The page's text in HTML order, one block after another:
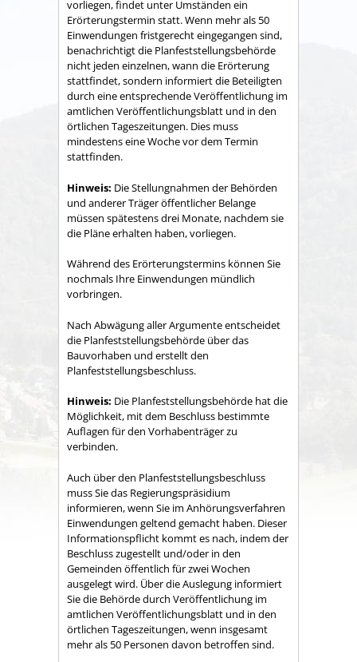
vorliegen, findet unter Umständen ein
Erörterungstermin statt. Wenn mehr als 50
Einwendungen fristgerecht eingegangen sind,
benachrichtigt die Planfeststellungsbehörde
nicht jeden einzelnen, wann die Erörterung
stattfindet, sondern informiert die Beteiligten
durch eine entsprechende Veröffentlichung im
amtlichen Veröffentlichungsblatt und in den
örtlichen Tageszeitungen. Dies muss
mindestens eine Woche vor dem Termin
stattfinden.
Hinweis: Die Stellungnahmen der Behörden
und anderer Träger öffentlicher Belange
müssen spätestens drei Monate, nachdem sie
die Pläne erhalten haben, vorliegen.
Während des Erörterungstermins können Sie
nochmals Ihre Einwendungen mündlich
vorbringen.
Nach Abwägung aller Argumente entscheidet
die Planfeststellungsbehörde über das
Bauvorhaben und erstellt den
Planfeststellungsbeschluss.
Hinweis: Die Planfeststellungsbehörde hat die
Möglichkeit, mit dem Beschluss bestimmte
Auflagen für den Vorhabenträger zu
verbinden.
Auch über den Planfeststellungsbeschluss
muss Sie das Regierungspräsidium
informieren, wenn Sie im Anhörungsverfahren
Einwendungen geltend gemacht haben. Dieser
Informationspflicht kommt es nach, indem der
Beschluss zugestellt und/oder in den
Gemeinden öffentlich für zwei Wochen
ausgelegt wird. Über die Auslegung informiert
Sie die Behörde durch Veröffentlichung im
amtlichen Veröffentlichungsblatt und in den
örtlichen Tageszeitungen, wenn insgesamt
mehr als 50 Personen davon betroffen sind.